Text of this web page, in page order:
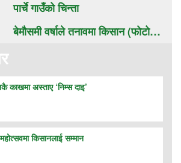
पार्चे गाउँको चिन्ता
बेमौसमी वर्षाले तनावमा किसान (फाेटाे…
काखमा अस्ताए ‘निम्स दाइ’
किसानलाई सम्मान